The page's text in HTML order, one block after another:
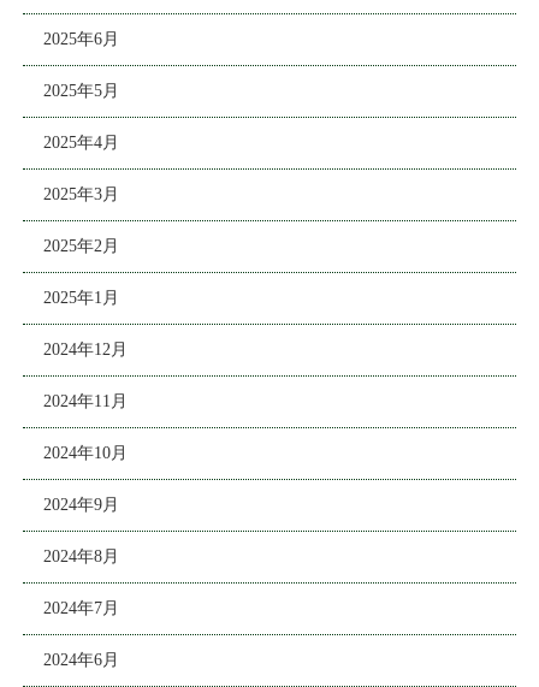
2025年6月
2025年5月
2025年4月
2025年3月
2025年2月
2025年1月
2024年12月
2024年11月
2024年10月
2024年9月
2024年8月
2024年7月
2024年6月